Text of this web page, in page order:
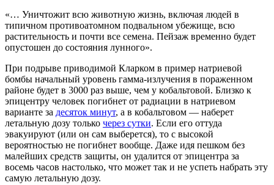
«… Уничтожит всю животную жизнь, включая людей в
типичном противоатомном подвальном убежище, всю
растительность и почти все семена. Пейзаж временно будет
опустошен до состояния лунного».
При подрыве приводимой Кларком в пример натриевой
бомбы начальный уровень гамма-излучения в пораженном
районе будет в 3000 раз выше, чем у кобальтовой. Близко к
эпицентру человек погибнет от радиации в натриевом
варианте за десяток минут, а в кобальтовом — наберет
летальную дозу только через сутки. Если его оттуда
эвакуируют (или он сам выберется), то с высокой
вероятностью не погибнет вообще. Даже идя пешком без
малейших средств защиты, он удалится от эпицентра за
восемь часов настолько, что может так и не успеть набрать эту
самую летальную дозу.